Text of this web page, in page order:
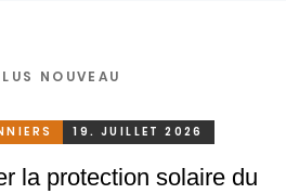
NOUVEAU
19. JUILLET 2026
la protection solaire du